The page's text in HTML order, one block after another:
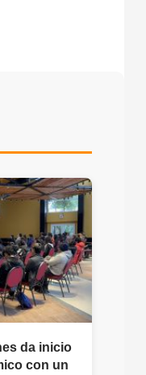
da inicio
con un